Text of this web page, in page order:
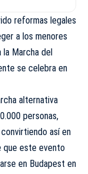
reformas legales
a los menores
la Marcha del
se celebra en
alternativa
personas,
así en
que este evento
en Budapest en